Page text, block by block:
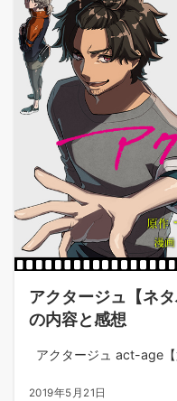
アクタージュ【ネ
の内容と感想
アクタージュ act-age
2019年5月21日